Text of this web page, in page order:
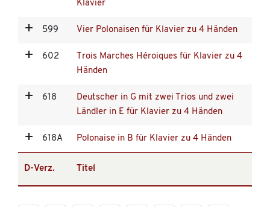
Klavier
599 Vier Polonaisen für Klavier zu 4 Händen
602
Trois Marches Héroiques für Klavier zu 4
Händen
618
Deutscher in G mit zwei Trios und zwei
Ländler in E für Klavier zu 4 Händen
618A Polonaise in B für Klavier zu 4 Händen
D-Verz. Titel